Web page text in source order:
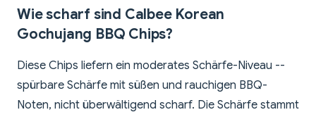
Wie scharf sind Calbee Korean
Gochujang BBQ Chips?
Diese Chips liefern ein moderates Schärfe-Niveau --
spürbare Schärfe mit süßen und rauchigen BBQ-
Noten, nicht überwältigend scharf. Die Schärfe stammt